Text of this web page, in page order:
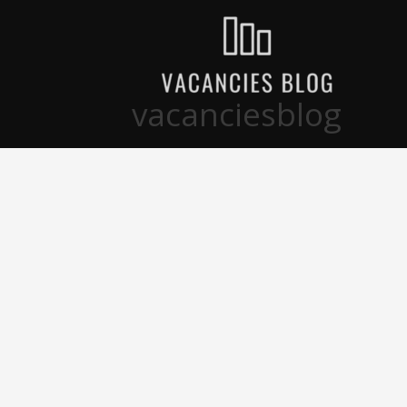
vacanciesblog